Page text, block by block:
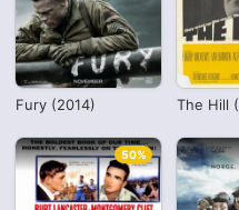
Fury (2014) The Hill
50%